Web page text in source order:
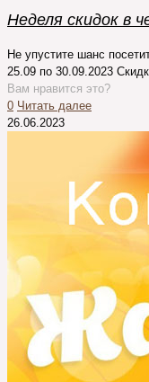
Неделя скидок в
Не упустите шанс
25.09 по 30.09.2023
Вам нравится это?
0 Читать далее
26.06.2023